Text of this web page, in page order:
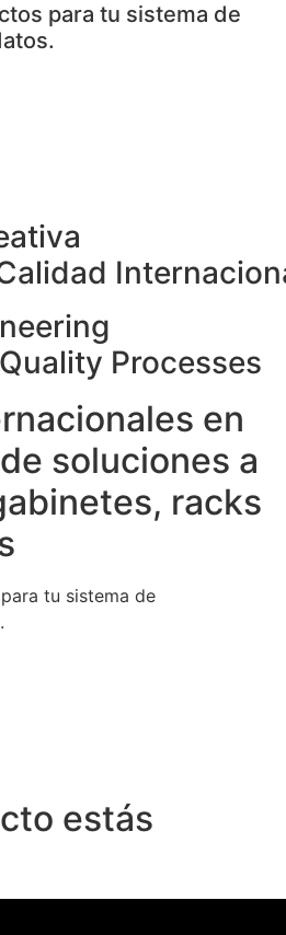
para tu sistema de
Processes
en
soluciones a
racks
tu sistema de
estás